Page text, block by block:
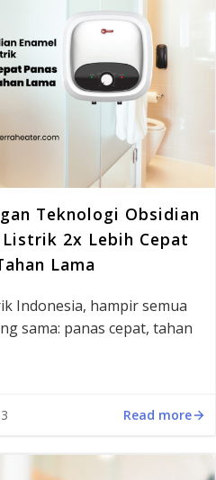
Teknologi Obsidian
Listrik 2x Lebih Cepat
Lama
Indonesia, hampir semua
sama: panas cepat, tahan
Read more